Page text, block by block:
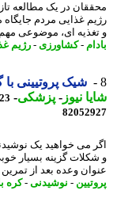
در یک مطالعه تازه،
غذایی مردم جایگاه
ای، موضوعی مهم
-کشاورزی- رژیم غذایی
شیک پروتیینی با
نیوز-پزشکی-23 ساعت پیش - یکشنبه 18 مرداد 1405، 10:26
می خواهید یک نوشیدنی
گزینه بسیار خوبی
وعده بعد از تمرین یک
-نوشیدنی-کره